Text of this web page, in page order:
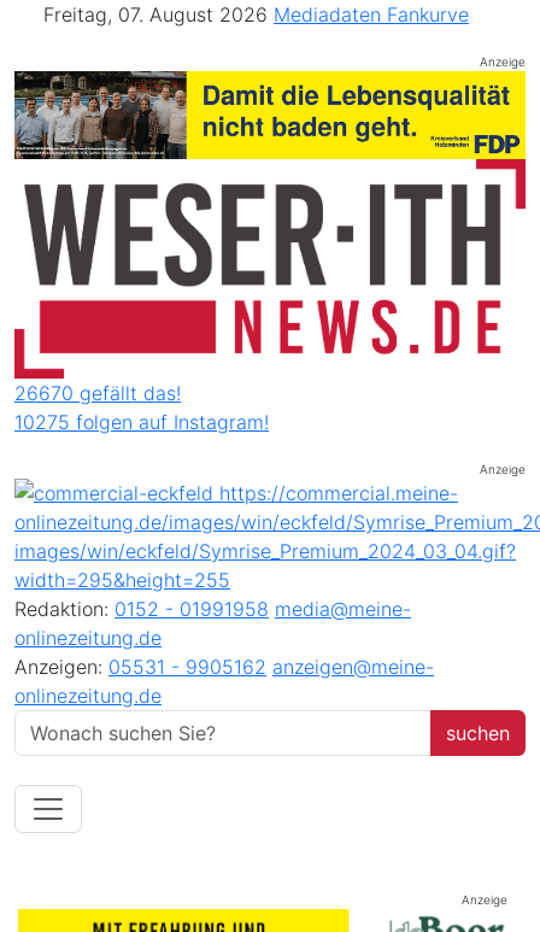
Freitag, 07. August 2026 Mediadaten Fankurve
Anzeige
26670 gefällt das!
10275 folgen auf Instagram!
Anzeige
Redaktion: 0152 - 01991958 media@meine-
onlinezeitung.de
Anzeigen: 05531 - 9905162 anzeigen@meine-
onlinezeitung.de
Anzeige